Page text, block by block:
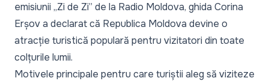
emisiunii „Zi de Zi” de la Radio Moldova, ghida Corina
Erșov a declarat că Republica Moldova devine o
atracție turistică populară pentru vizitatori din toate
colțurile lumii.
Motivele principale pentru care turiștii aleg să viziteze